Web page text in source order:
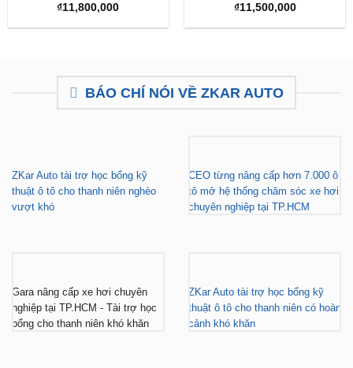
₫11,800,000
₫11,500,000
BÁO CHÍ NÓI VỀ ZKAR AUTO
ZKar Auto tài trợ học bổng kỹ
thuật ô tô cho thanh niên nghèo
vượt khó
CEO từng nâng cấp hơn 7.000 ô
tô mở hệ thống chăm sóc xe hơi
chuyên nghiệp tại TP.HCM
Gara nâng cấp xe hơi chuyên
nghiệp tại TP.HCM - Tài trợ học
bổng cho thanh niên khó khăn
ZKar Auto tài trợ học bổng kỹ
thuật ô tô cho thanh niên có hoàn
cảnh khó khăn